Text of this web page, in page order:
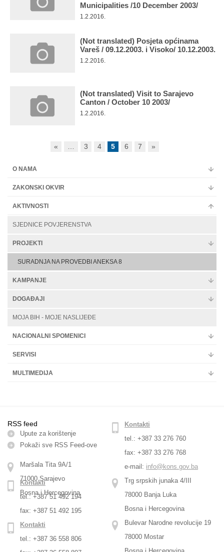
Municipalities /10 December 2003/
1.2.2016.
(Not translated) Posjeta općinama
Vareš / 09.12.2003. i Visoko/ 10.12.2003.
1.2.2016.
(Not translated) Visit to Sarajevo
Canton / October 10 2003/
1.2.2016.
« 3 4 5 6 7 »
O NAMA
ZAKONSKI OKVIR
AKTIVNOSTI
SJEDNICE POVJERENSTVA
PROJEKTI
SURADNJA NA PROVEDBI ANEKSA 8
KAMPANJE
DOGAĐAJI
MOJA BIH - MOJE NASLIJEĐE
NACIONALNI SPOMENICI
SERVISI
MULTIMEDIJA
RSS feed
Upute za korištenje
Pokaži sve RSS Feed-оve
Maršala Tita 9A/1
71000 Sarajevo
Bosna i Hercegovina
Kontakti
tel.: +387 33 276 760
fax: +387 33 276 768
e-mail: info@kons.gov.ba
Trg srpskih junaka 4/III
78000 Banja Luka
Bosna i Hercegovina
Kontakti
tel.: +387 51 492 194
fax: +387 51 492 195
Bulevar Narodne revolucije 19
78000 Mostar
Kontakti
tel.: +387 36 558 806